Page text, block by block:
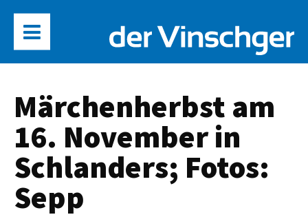
Märchenherbst am
16. November in
Schlanders; Fotos:
Sepp